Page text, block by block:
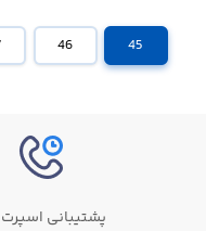
45
46
پشتیبانی اسپرت